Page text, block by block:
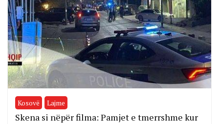
Kosovë Lajme
Skena si nëpër filma: Pamjet e tmerrshme kur